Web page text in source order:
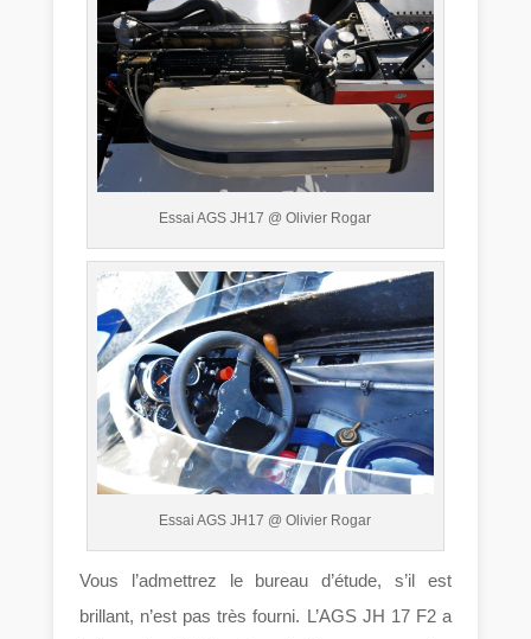
Essai AGS JH17 @ Olivier Rogar
Essai AGS JH17 @ Olivier Rogar
Vous l’admettrez le bureau d’étude, s’il est
brillant, n’est pas très fourni. L’AGS JH 17 F2 a